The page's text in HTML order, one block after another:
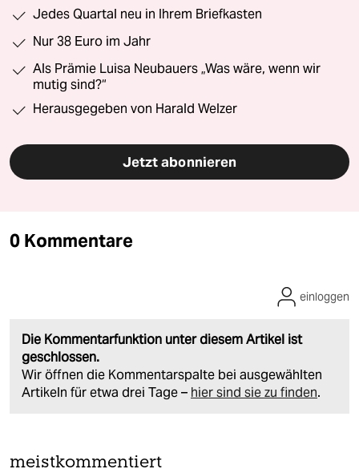
Jedes Quartal neu in Ihrem Briefkasten
Nur 38 Euro im Jahr
Als Prämie Luisa Neubauers „Was wäre, wenn wir
mutig sind?“
Herausgegeben von Harald Welzer
Jetzt abonnieren
0 Kommentare
Die Kommentarfunktion unter diesem Artikel ist
geschlossen.
Wir öffnen die Kommentarspalte bei ausgewählten
Artikeln für etwa drei Tage – hier sind sie zu finden.
einloggen
meistkommentiert